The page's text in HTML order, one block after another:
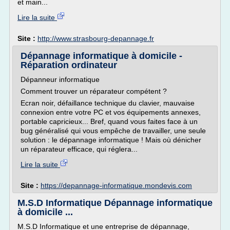
et main...
Lire la suite
Site : http://www.strasbourg-depannage.fr
Dépannage informatique à domicile -
Réparation ordinateur
Dépanneur informatique
Comment trouver un réparateur compétent ?
Ecran noir, défaillance technique du clavier, mauvaise
connexion entre votre PC et vos équipements annexes,
portable capricieux... Bref, quand vous faites face à un
bug généralisé qui vous empêche de travailler, une seule
solution : le dépannage informatique ! Mais où dénicher
un réparateur efficace, qui réglera...
Lire la suite
Site : https://depannage-informatique.mondevis.com
M.S.D Informatique Dépannage informatique
à domicile ...
M.S.D Informatique et une entreprise de dépannage,